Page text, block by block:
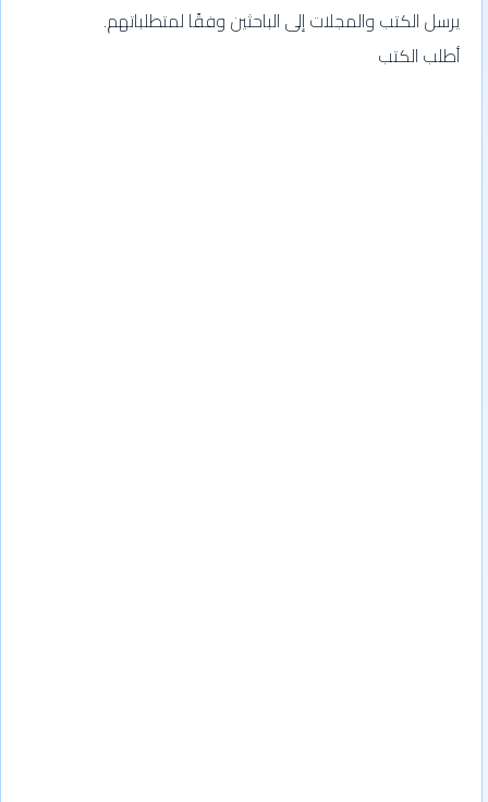
يرسل الكتب والمجلات إلى الباحثين وفقًا لمتطلباتهم.
أطلب الكتب